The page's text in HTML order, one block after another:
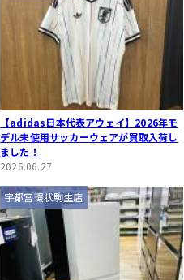
【adidas日本代表アウェイ】2026年モ
デル未使用サッカーウェアが買取入荷し
ました！
2026.06.27
宇都宮環状駒生店